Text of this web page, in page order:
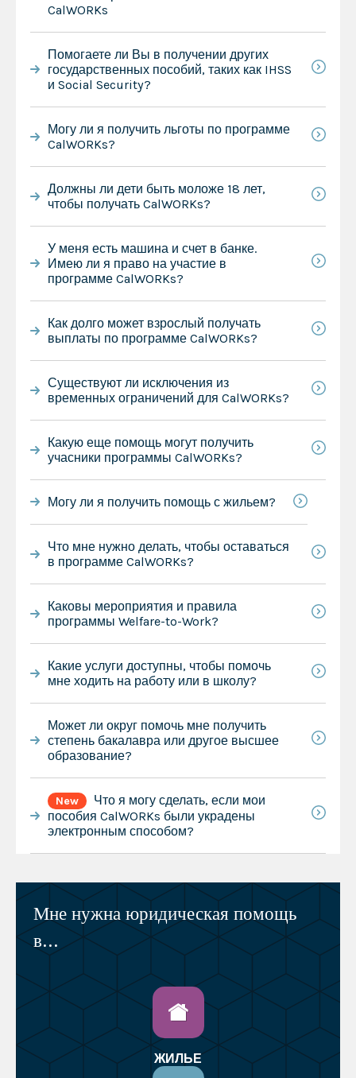
CalWORKs
Помогаете ли Вы в получении других
государственных пособий, таких как IHSS
и Social Security?
Могу ли я получить льготы по программе
CalWORKs?
Должны ли дети быть моложе 18 лет,
чтобы получать CalWORKs?
У меня есть машина и счет в банке.
Имею ли я право на участие в
программе CalWORKs?
Как долго может взрослый получать
выплаты по программе CalWORKs?
Существуют ли исключения из
временных ограничений для CalWORKs?
Какую еще помощь могут получить
учасники программы CalWORKs?
Могу ли я получить помощь с жильем?
Что мне нужно делать, чтобы оставаться
в программе CalWORKs?
Каковы мероприятия и правила
программы Welfare-to-Work?
Какие услуги доступны, чтобы помочь
мне ходить на работу или в школу?
Может ли округ помочь мне получить
степень бакалавра или другое высшее
образование?
New
Что я могу сделать, если мои
пособия CalWORKs были украдены
электронным способом?
Мне нужна юридическая помощь
в...
ЖИЛЬЕ